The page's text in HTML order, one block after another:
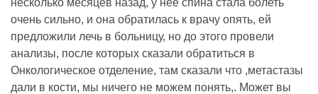
несколько месяцев назад, у неё спина стала болеть
очень сильно, и она обратилась к врачу опять, ей
предложили лечь в больницу, но до этого провели
анализы, после которых сказали обратиться в
Онкологическое отделение, там сказали что ,метастазы
дали в кости, мы ничего не можем понять,. Может вы